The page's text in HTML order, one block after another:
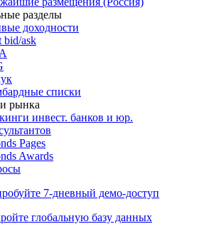
разделы
доходности
bid/ask
списки
рынка
инвест. банков и юр.
Pages
Awards
7-дневный демо-доступ
глобальную базу данных